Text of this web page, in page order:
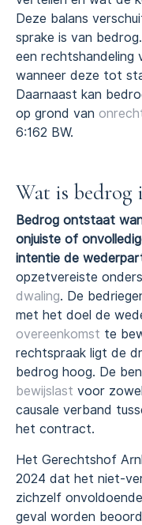
Deze balans
sprake is van
een rechtshandeling
wanneer deze tot
Daarnaast kan
op grond van
6:162 BW.
Wat is bedrog
Bedrog ontstaat
onjuiste of
intentie de
opzetvereiste
dwaling. De
met het doel de
overeenkomst te
rechtspraak ligt de
bedrog hoog. De
bewijslast voor
causale verband
het contract.
Het Gerechtshof
2024 dat het niet-
zichzelf
geval worden